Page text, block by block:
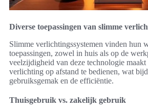
Diverse toepassingen van slimme
Slimme verlichtingssystemen vinden hun
toepassingen, zowel in huis als op de
veelzijdigheid van deze technologie
verlichting op afstand te bedienen, wat
gebruiksgemak en de efficiëntie.
Thuisgebruik vs. zakelijk gebruik